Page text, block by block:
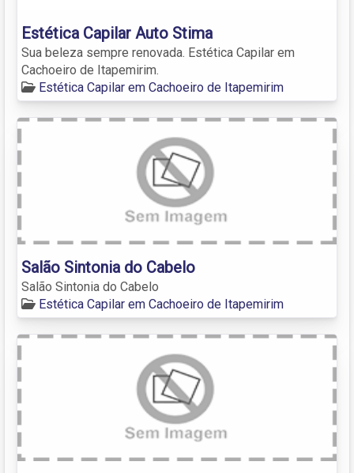
Estética Capilar Auto Stima
Sua beleza sempre renovada. Estética Capilar em
Cachoeiro de Itapemirim.
Estética Capilar em Cachoeiro de Itapemirim
Salão Sintonia do Cabelo
Salão Sintonia do Cabelo
Estética Capilar em Cachoeiro de Itapemirim